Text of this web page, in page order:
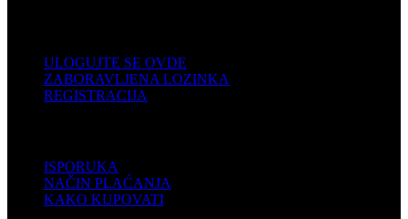
ULOGUJTE SE OVDE
ZABORAVLJENA LOZINKA
REGISTRACIJA
ISPORUKA
NAČIN PLAĆANJA
KAKO KUPOVATI